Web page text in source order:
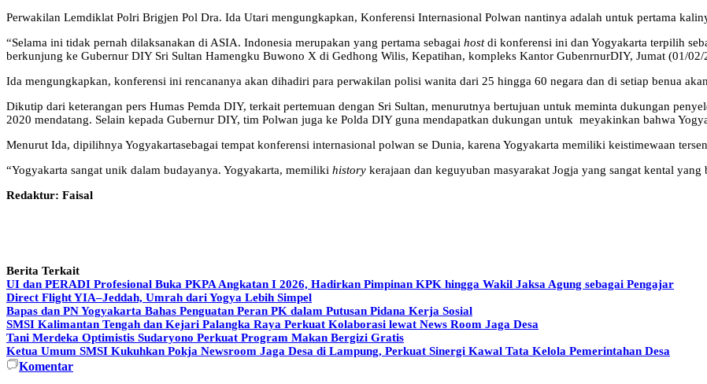
Perwakilan Lemdiklat Polri Brigjen Pol Dra. Ida Utari mengungkapkan, Konferensi Internasional Polwan nantinya adalah untuk pertama
“Selama ini tidak pernah dilaksanakan di ASIA. Indonesia merupakan yang pertama sebagai hostdi konferensi ini dan Yogyakarta terpilih
berkunjung ke Gubernur DIY Sri Sultan Hamengku Buwono X di Gedhong Wilis, Kepatihan, kompleks Kantor GubenrnurDIY, Jumat (01/02/
Ida mengungkapkan, konferensi ini rencananya akan dihadiri para perwakilan polisi wanita dari 25 hingga 60 negara dan di setiap benua
Dikutip dari keterangan pers Humas Pemda DIY, terkait pertemuan dengan Sri Sultan, menurutnya bertujuan untuk meminta dukungan
2020 mendatang. Selain kepada Gubernur DIY, tim Polwan juga ke Polda DIY guna mendapatkan dukungan untuk meyakinkan bahwa
Menurut Ida, dipilihnya Yogyakartasebagai tempat konferensi internasional polwan se Dunia, karena Yogyakarta memiliki keistimewaan
“Yogyakarta sangat unik dalam budayanya. Yogyakarta, memiliki history kerajaan dan keguyuban masyarakat Jogja yang sangat kental
Redaktur: Faisal
Berita Terkait
UI dan PERADI Profesional Buka PKPA Angkatan I 2026, Hadirkan Pimpinan KPK hingga Wakil Jaksa Agung sebagai Pengajar
Direct Flight YIA–Jeddah, Umrah dari Yogya Lebih Simpel
Bapas dan PN Yogyakarta Bahas Penguatan Peran PK dalam Putusan Pidana Kerja Sosial
SMSI Kalimantan Tengah dan Kejari Palangka Raya Perkuat Kolaborasi lewat News Room Jaga Desa
Tani Merdeka Optimistis Sudaryono Perkuat Program Makan Bergizi Gratis
Ketua Umum SMSI Kukuhkan Pokja Newsroom Jaga Desa di Lampung, Perkuat Sinergi Kawal Tata Kelola Pemerintahan Desa
Komentar